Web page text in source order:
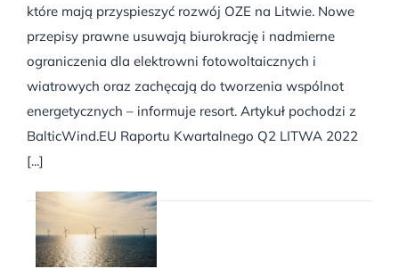
które mają przyspieszyć rozwój OZE na Litwie. Nowe
przepisy prawne usuwają biurokrację i nadmierne
ograniczenia dla elektrowni fotowoltaicznych i
wiatrowych oraz zachęcają do tworzenia wspólnot
energetycznych – informuje resort. Artykuł pochodzi z
BalticWind.EU Raportu Kwartalnego Q2 LITWA 2022
[...]